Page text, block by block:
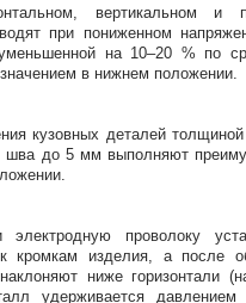
вертикальном и
при пониженном
на 10–20 % по
в нижнем положении.
кузовных деталей
шва до 5 мм выполняют
проволоку
кромкам изделия, а после
ниже горизонтали
удерживается